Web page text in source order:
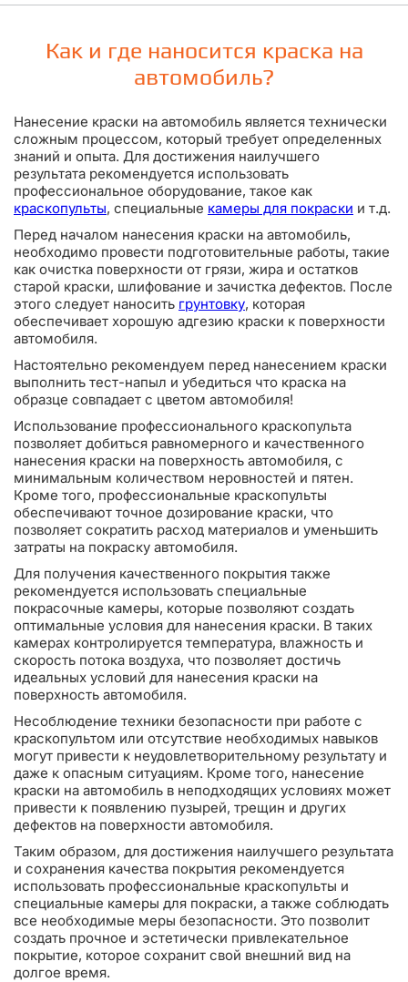
Как и где наносится краска на
автомобиль?
Нанесение краски на автомобиль является технически
сложным процессом, который требует определенных
знаний и опыта. Для достижения наилучшего
результата рекомендуется использовать
профессиональное оборудование, такое как
краскопульты, специальные камеры для покраски и т.д.
Перед началом нанесения краски на автомобиль,
необходимо провести подготовительные работы, такие
как очистка поверхности от грязи, жира и остатков
старой краски, шлифование и зачистка дефектов. После
этого следует наносить грунтовку, которая
обеспечивает хорошую адгезию краски к поверхности
автомобиля.
Настоятельно рекомендуем перед нанесением краски
выполнить тест-напыл и убедиться что краска на
образце совпадает с цветом автомобиля!
Использование профессионального краскопульта
позволяет добиться равномерного и качественного
нанесения краски на поверхность автомобиля, с
минимальным количеством неровностей и пятен.
Кроме того, профессиональные краскопульты
обеспечивают точное дозирование краски, что
позволяет сократить расход материалов и уменьшить
затраты на покраску автомобиля.
Для получения качественного покрытия также
рекомендуется использовать специальные
покрасочные камеры, которые позволяют создать
оптимальные условия для нанесения краски. В таких
камерах контролируется температура, влажность и
скорость потока воздуха, что позволяет достичь
идеальных условий для нанесения краски на
поверхность автомобиля.
Несоблюдение техники безопасности при работе с
краскопультом или отсутствие необходимых навыков
могут привести к неудовлетворительному результату и
даже к опасным ситуациям. Кроме того, нанесение
краски на автомобиль в неподходящих условиях может
привести к появлению пузырей, трещин и других
дефектов на поверхности автомобиля.
Таким образом, для достижения наилучшего результата
и сохранения качества покрытия рекомендуется
использовать профессиональные краскопульты и
специальные камеры для покраски, а также соблюдать
все необходимые меры безопасности. Это позволит
создать прочное и эстетически привлекательное
покрытие, которое сохранит свой внешний вид на
долгое время.